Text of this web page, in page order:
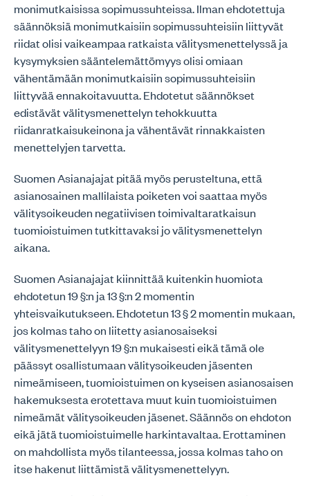
monimutkaisissa sopimussuhteissa. Ilman ehdotettuja
säännöksiä monimutkaisiin sopimussuhteisiin liittyvät
riidat olisi vaikeampaa ratkaista välitysmenettelyssä ja
kysymyksien sääntelemättömyys olisi omiaan
vähentämään monimutkaisiin sopimussuhteisiin
liittyvää ennakoitavuutta. Ehdotetut säännökset
edistävät välitysmenettelyn tehokkuutta
riidanratkaisukeinona ja vähentävät rinnakkaisten
menettelyjen tarvetta.
Suomen Asianajajat pitää myös perusteltuna, että
asianosainen mallilaista poiketen voi saattaa myös
välitysoikeuden negatiivisen toimivaltaratkaisun
tuomioistuimen tutkittavaksi jo välitysmenettelyn
aikana.
Suomen Asianajajat kiinnittää kuitenkin huomiota
ehdotetun 19 §:n ja 13 §:n 2 momentin
yhteisvaikutukseen. Ehdotetun 13 § 2 momentin mukaan,
jos kolmas taho on liitetty asianosaiseksi
välitysmenettelyyn 19 §:n mukaisesti eikä tämä ole
päässyt osallistumaan välitysoikeuden jäsenten
nimeämiseen, tuomioistuimen on kyseisen asianosaisen
hakemuksesta erotettava muut kuin tuomioistuimen
nimeämät välitysoikeuden jäsenet. Säännös on ehdoton
eikä jätä tuomioistuimelle harkintavaltaa. Erottaminen
on mahdollista myös tilanteessa, jossa kolmas taho on
itse hakenut liittämistä välitysmenettelyyn.